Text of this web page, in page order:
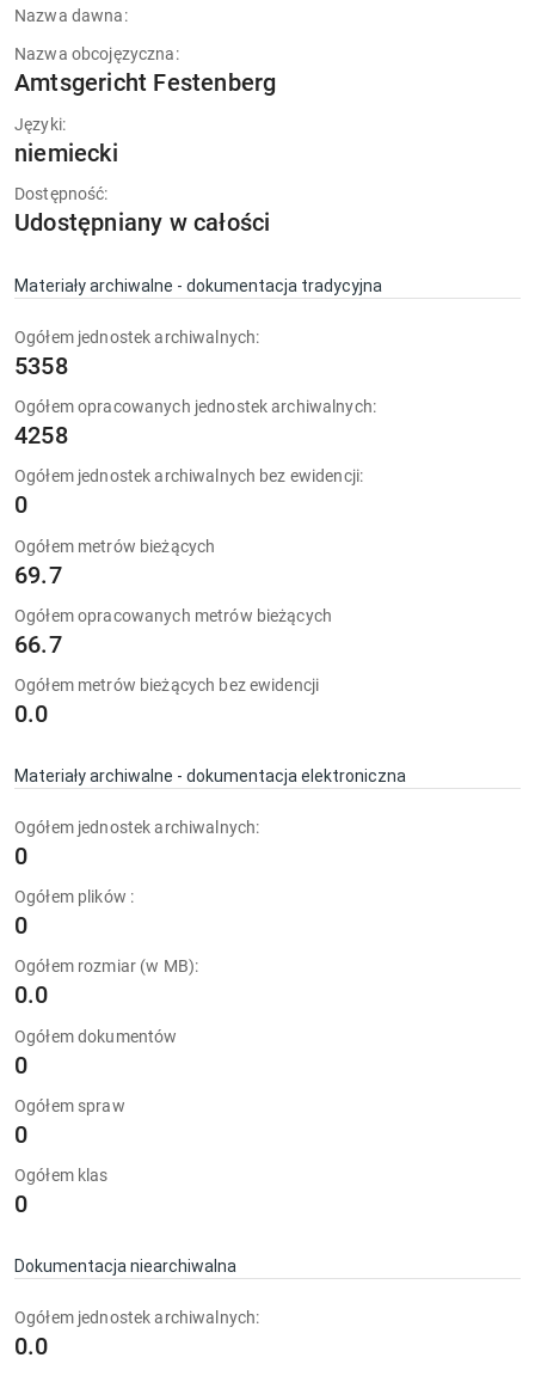
Nazwa dawna:
Nazwa obcojęzyczna:
Amtsgericht Festenberg
Języki:
niemiecki
Dostępność:
Udostępniany w całości
Materiały archiwalne - dokumentacja tradycyjna
Ogółem jednostek archiwalnych:
5358
Ogółem opracowanych jednostek archiwalnych:
4258
Ogółem jednostek archiwalnych bez ewidencji:
0
Ogółem metrów bieżących
69.7
Ogółem opracowanych metrów bieżących
66.7
Ogółem metrów bieżących bez ewidencji
0.0
Materiały archiwalne - dokumentacja elektroniczna
Ogółem jednostek archiwalnych:
0
Ogółem plików :
0
Ogółem rozmiar (w MB):
0.0
Ogółem dokumentów
0
Ogółem spraw
0
Ogółem klas
0
Dokumentacja niearchiwalna
Ogółem jednostek archiwalnych:
0.0